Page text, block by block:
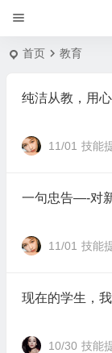
首页 教育
纯洁从教，用心
11/01 技能
一句忠告—-对
11/01 技能
现在的学生，
10/30 技能